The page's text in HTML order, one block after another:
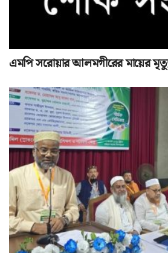
এমপি সরোয়ার আলমগীরের মায়ের